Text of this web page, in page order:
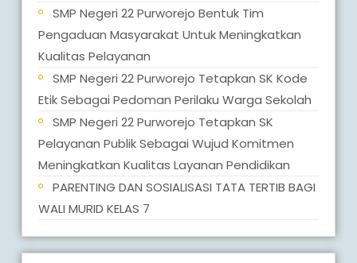
SMP Negeri 22 Purworejo Bentuk Tim
Pengaduan Masyarakat Untuk Meningkatkan
Kualitas Pelayanan
SMP Negeri 22 Purworejo Tetapkan SK Kode
Etik Sebagai Pedoman Perilaku Warga Sekolah
SMP Negeri 22 Purworejo Tetapkan SK
Pelayanan Publik Sebagai Wujud Komitmen
Meningkatkan Kualitas Layanan Pendidikan
PARENTING DAN SOSIALISASI TATA TERTIB BAGI
WALI MURID KELAS 7